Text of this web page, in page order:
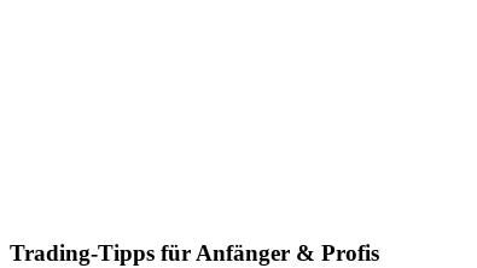
Trading-Tipps für Anfänger & Profis